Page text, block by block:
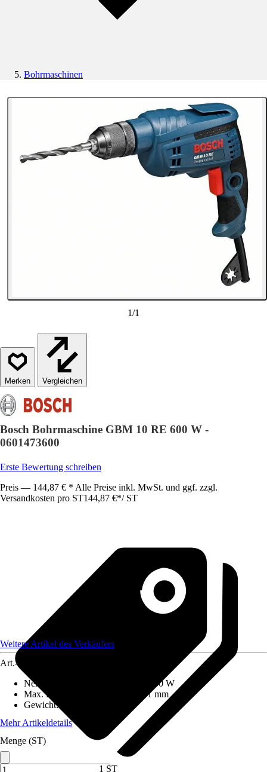
Bohrmaschinen
1/1
Vergleichen
Bosch Bohrmaschine GBM 10 RE 600 W -
0601473600
Erste Bewertung schreiben
Preis — 144,87 € * Alle Preise inkl. MwSt. und ggf. zzgl.
Versandkosten pro ST144,87 €*/ ST
Weitere Artikel des Verkäufers
Art.-Nr.
Nennaufnahmeleistung
600 W - 600 W
Max. Bohrdurchmesser in Holz
:1 mm
Gewicht:
Mehr Artikeldetails
Menge (ST)
1 ST